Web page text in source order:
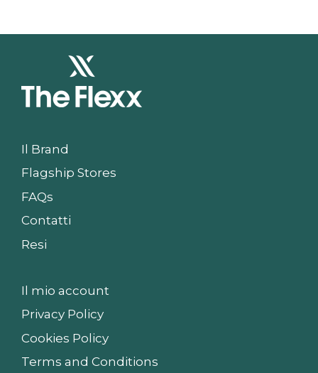
Il Brand
Flagship Stores
FAQs
Contatti
Resi
Il mio account
Privacy Policy
Cookies Policy
Terms and Conditions